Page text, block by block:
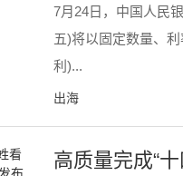
7月24日，中国人民
五)将以固定数量、
利)...
出海
高质量完成“